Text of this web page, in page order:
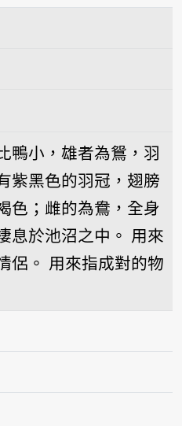
鴨小，雄者為鴛，羽
紫黑色的羽冠，翅膀
色；雌的為鴦，全身
息於池沼之中。 用來
侶。 用來指成對的物